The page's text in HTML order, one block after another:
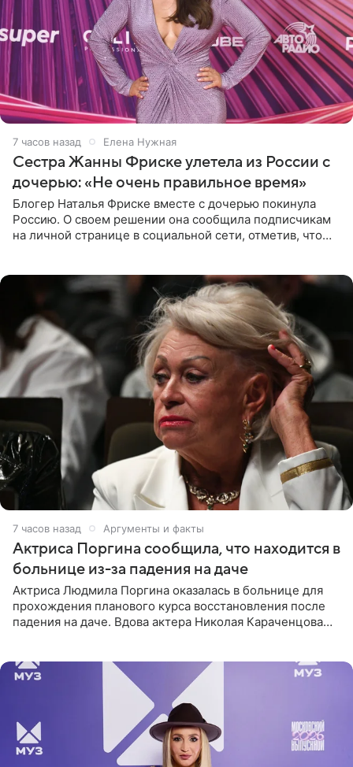
7 часов назад Елена Нужная
Сестра Жанны Фриске улетела из России с
дочерью: «Не очень правильное время»
Блогер Наталья Фриске вместе с дочерью покинула
Россию. О своем решении она сообщила подписчикам
на личной странице в социальной сети, отметив, что
7 часов назад Аргументы и факты
Актриса Поргина сообщила, что находится в
больнице из-за падения на даче
Актриса Людмила Поргина оказалась в больнице для
прохождения планового курса восстановления после
падения на даче. Вдова актера Николая Караченцова